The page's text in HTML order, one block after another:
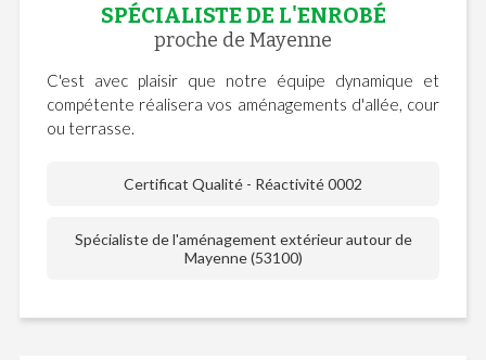
SPÉCIALISTE DE L'ENROBÉ
proche de Mayenne
C'est avec plaisir que notre équipe dynamique et
compétente réalisera vos aménagements d'allée, cour
ou terrasse.
Certificat Qualité - Réactivité 0002
Spécialiste de l'aménagement extérieur autour de
Mayenne (53100)